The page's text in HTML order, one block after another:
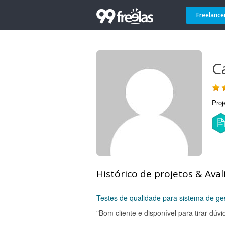
Histórico de projetos &
Testes de qualidade para sistema de
"Bom cliente e disponível para tirar